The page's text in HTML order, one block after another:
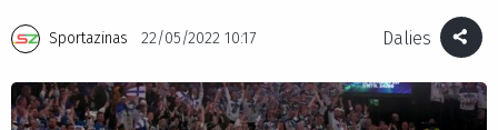
Sportazinas 22/05/2022 10:17 Dalies